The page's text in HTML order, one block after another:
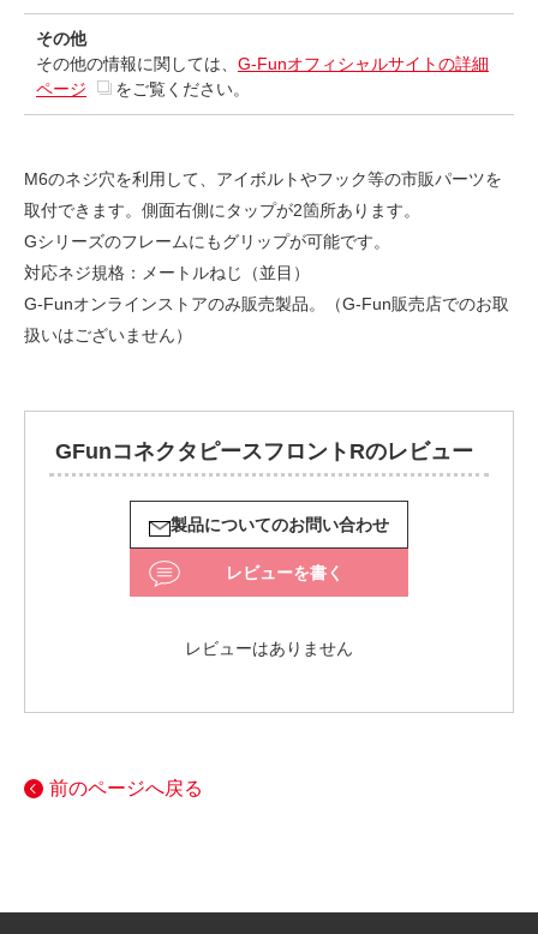
その他
その他の情報に関しては、 G-Funオフィシャルサイトの詳細
ページ
をご覧ください。
M6のネジ穴を利用して、アイボルトやフック等の市販パーツを
取付できます。側面右側にタップが2箇所あります。
Gシリーズのフレームにもグリップが可能です。
対応ネジ規格：メートルねじ（並目）
G-Funオンラインストアのみ販売製品。（G-Fun販売店でのお取
扱いはございません）
GFunコネクタピースフロントRのレビュー
製品についてのお問い合わせ
レビューを書く
レビューはありません
前のページへ戻る